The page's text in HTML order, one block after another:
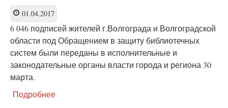
01.04.2017
6 046 подписей жителей г.Волгограда и Волгоградской
области под Обращением в защиту библиотечных
систем были переданы в исполнительные и
законодательные органы власти города и региона 30
марта.
Подробнее